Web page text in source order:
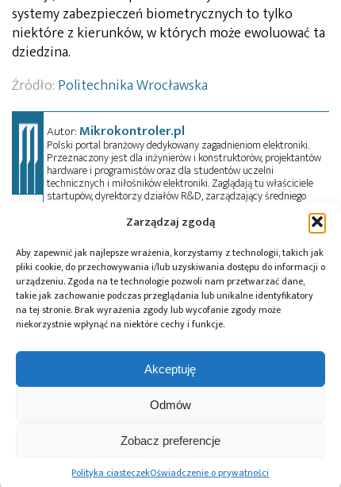
Zarządzaj zgodą
Aby zapewnić jak najlepsze wrażenia, korzystamy z technologii, takich jak
pliki cookie, do przechowywania i/lub uzyskiwania dostępu do informacji o
urządzeniu. Zgoda na te technologie pozwoli nam przetwarzać dane,
takie jak zachowanie podczas przeglądania lub unikalne identyfikatory
na tej stronie. Brak wyrażenia zgody lub wycofanie zgody może
niekorzystnie wpłynąć na niektóre cechy i funkcje.
Akceptuję
Odmów
Zobacz preferencje
Polityka ciasteczekOświadczenie o prywatności
systemy zabezpieczeń biometrycznych to tylko
niektóre z kierunków, w których może ewoluować ta
dziedzina.
Źródło: Politechnika Wrocławska
Autor:Mikrokontroler.pl
Polski portal branżowy dedykowany zagadnieniom elektroniki.
Przeznaczony jest dla inżynierów i konstruktorów, projektantów
hardware i programistów oraz dla studentów uczelni
technicznych i miłośników elektroniki. Zaglądają tu właściciele
startupów, dyrektorzy działów R&D, zarządzający średniego
szczebla i prezesi dużych przedsiębiorstw. Oprócz artykułów
technicznych, czytelnik znajdzie tu porady i pełne kursy
przedmiotowe, informacje o trendach w elektronice, a także
oferty pracy. Przeczyta wywiady, przejrzy aktualności z branży w
kraju i na świecie oraz zadeklaruje swój udział w wydarzeniach,
szkoleniach i konferencjach. Mikrokontroler.pl pełni również rolę
patrona medialnego imprez targowych, konkursów, hackathonów
i seminariów. Zapraszamy do współpracy!
Tagi:AI,EEG,EEG2Text,elektrody,
,fale mózgowe
Koło Naukowe Neuron,komunikacja cyfrowa,
Politechnika Wrocławska,Red Bull Basement 2026
Tymon Drop